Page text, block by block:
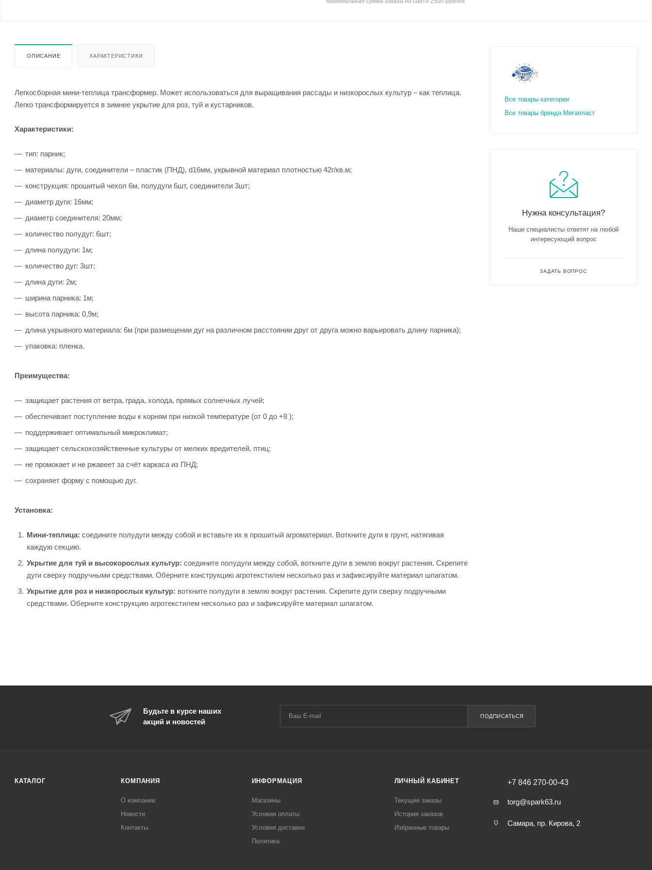
ОПИСАНИЕ ХАРАКТЕРИСТИКИ
Легкосборная мини-теплица трансформер. Может использоваться для выращивания рассады и низкорослых культур – как теплица.
Легко трансформируется в зимнее укрытие для роз, туй и кустарников.
Характеристики:
тип: парник;
материалы: дуги, соединители – пластик (ПНД), d16мм, укрывной материал плотностью 42г/кв.м;
конструкция: прошитый чехол 6м, полудуги 6шт, соединители 3шт;
диаметр дуги: 16мм;
диаметр соединителя: 20мм;
количество полудуг: 6шт;
длина полудуги: 1м;
количество дуг: 3шт;
длина дуги: 2м;
ширина парника: 1м;
высота парника: 0,9м;
длина укрывного материала: 6м (при размещении дуг на различном расстоянии друг от друга можно варьировать длину парника);
упаковка: пленка.
Преимущества:
защищает растения от ветра, града, холода, прямых солнечных лучей;
обеспечивает поступление воды к корням при низкой температуре (от 0 до +8 );
поддерживает оптимальный микроклимат;
защищает сельскохозяйственные культуры от мелких вредителей, птиц;
не промокает и не ржавеет за счёт каркаса из ПНД;
сохраняет форму с помощью дуг.
Установка:
Мини-теплица: соедините полудуги между собой и вставьте их в прошитый агроматериал. Воткните дуги в грунт, натягивая
каждую секцию.
Укрытие для туй и высокорослых культур: соедините полудуги между собой, воткните дуги в землю вокруг растения. Скрепите
дуги сверху подручными средствами. Оберните конструкцию агротекстилем несколько раз и зафиксируйте материал шпагатом.
Укрытие для роз и низкорослых культур: воткните полудуги в землю вокруг растения. Скрепите дуги сверху подручными
средствами. Оберните конструкцию агротекстилем несколько раз и зафиксируйте материал шпагатом.
Все товары категории
Все товары бренда Мегапласт
Нужна консультация?
Наши специалисты ответят на любой
интересующий вопрос
ЗАДАТЬ ВОПРОС
Будьте в курсе наших
акций и новостей
ПОДПИСАТЬСЯ
КАТАЛОГ КОМПАНИЯ
О компании
Новости
Контакты
ИНФОРМАЦИЯ
Магазины
Условия оплаты
Условия доставки
Политика
ЛИЧНЫЙ КАБИНЕТ
Текущие заказы
История заказов
Избранные товары
+7 846 270-00-43
torg@spark63.ru
Самара, пр. Кирова, 2